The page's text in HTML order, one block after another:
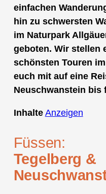
einfachen
hin zu schwersten
im Naturpark
geboten. Wir stellen
schönsten Touren
euch mit auf eine
Neuschwanstein bis
Inhalte Anzeigen
Füssen:
Tegelberg &